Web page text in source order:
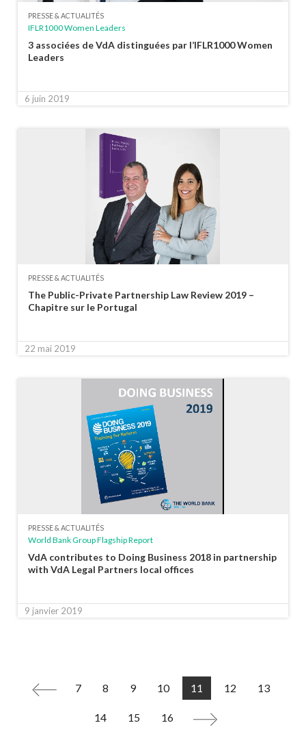
PRESSE & ACTUALITÉS
IFLR1000 Women Leaders
3 associées de VdA distinguées par l’IFLR1000 Women
Leaders
6 juin 2019
PRESSE & ACTUALITÉS
The Public-Private Partnership Law Review 2019 –
Chapitre sur le Portugal
22 mai 2019
PRESSE & ACTUALITÉS
World Bank Group Flagship Report
VdA contributes to Doing Business 2018 in partnership
with VdA Legal Partners local offices
9 janvier 2019
< 7 8 9 10 11 12 13
14 15 16 >